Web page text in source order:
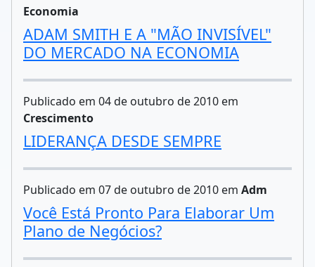
Economia
ADAM SMITH E A "MÃO INVISÍVEL"
DO MERCADO NA ECONOMIA
Publicado em 04 de outubro de 2010 em
Crescimento
LIDERANÇA DESDE SEMPRE
Publicado em 07 de outubro de 2010 em Adm
Você Está Pronto Para Elaborar Um
Plano de Negócios?